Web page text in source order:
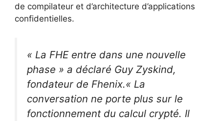
de compilateur et d’architecture d’applications
confidentielles.
« La FHE entre dans une nouvelle
phase » a déclaré Guy Zyskind,
fondateur de Fhenix.« La
conversation ne porte plus sur le
fonctionnement du calcul crypté. Il